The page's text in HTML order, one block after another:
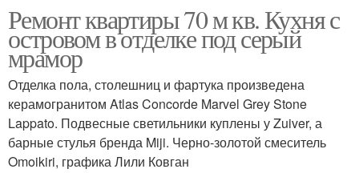
Ремонт квартиры 70 м кв. Кухня с
островом в отделке под серый
мрамор
Отделка пола, столешниц и фартука произведена
керамогранитом Atlas Concorde Marvel Grey Stone
Lappato. Подвесные светильники куплены у Zuiver, а
барные стулья бренда Miji. Черно-золотой смеситель
Omoikiri, графика Лили Ковган